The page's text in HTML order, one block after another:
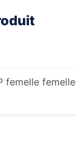
femelle femelle